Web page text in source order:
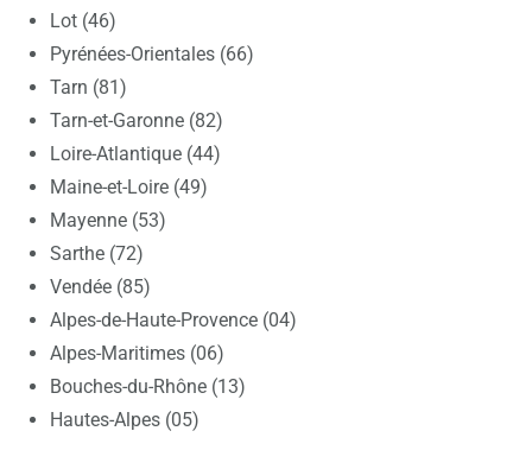
Lot (46)
Pyrénées-Orientales (66)
Tarn (81)
Tarn-et-Garonne (82)
Loire-Atlantique (44)
Maine-et-Loire (49)
Mayenne (53)
Sarthe (72)
Vendée (85)
Alpes-de-Haute-Provence (04)
Alpes-Maritimes (06)
Bouches-du-Rhône (13)
Hautes-Alpes (05)